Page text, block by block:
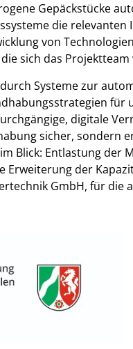
Gepäckstücke
die
von
sich das
Systeme zur
digitale
sicher, sondern
Blick: Entlastung der
der
GmbH, für die